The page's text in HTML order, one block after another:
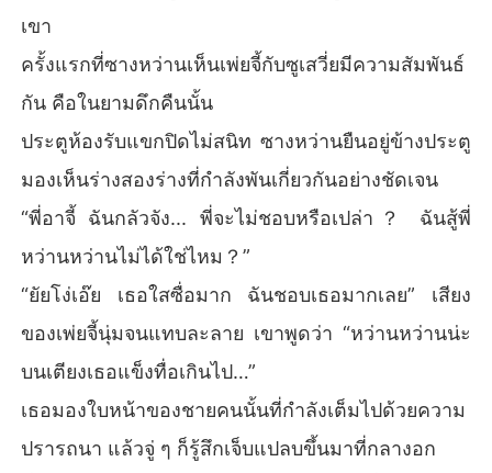
เขา
ครั้งแรกที่ซางหว่านเห็นเพ่ยจี้กับซูเสวี่ยมีความสัมพันธ์
กัน คือในยามดึกคืนนั้น
ประตูห้องรับแขกปิดไม่สนิท ซางหว่านยืนอยู่ข้างประตู
มองเห็นร่างสองร่างที่กำลังพันเกี่ยวกันอย่างชัดเจน
“พี่อาจี้ ฉันกลัวจัง... พี่จะไม่ชอบหรือเปล่า？ ฉันสู้พี่
หว่านหว่านไม่ได้ใช่ไหม？”
“ยัยโง่เอ๊ย เธอใสซื่อมาก ฉันชอบเธอมากเลย” เสียง
ของเพ่ยจี้นุ่มจนแทบละลาย เขาพูดว่า “หว่านหว่านน่ะ
บนเตียงเธอแข็งทื่อเกินไป…”
เธอมองใบหน้าของชายคนนั้นที่กำลังเต็มไปด้วยความ
ปรารถนา แล้วจู่ ๆ ก็รู้สึกเจ็บแปลบขึ้นมาที่กลางอก